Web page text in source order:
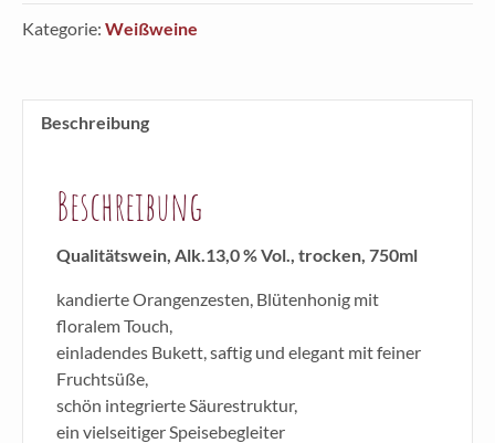
Kategorie: Weißweine
Beschreibung
Beschreibung
Qualitätswein, Alk.13,0 % Vol., trocken, 750ml
kandierte Orangenzesten, Blütenhonig mit
floralem Touch,
einladendes Bukett, saftig und elegant mit feiner
Fruchtsüße,
schön integrierte Säurestruktur,
ein vielseitiger Speisebegleiter